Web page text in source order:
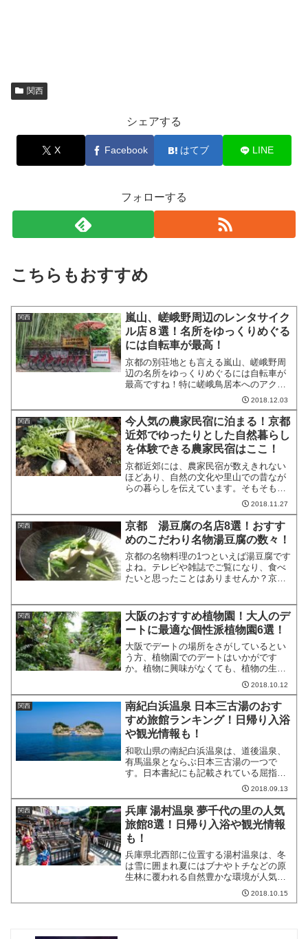
関西
シェアする
X Facebook はてブ LINE
フォローする
こちらもおすすめ
関西
嵐山、嵯峨野周辺のレンタサイク
ル店８選！名所をゆっくりめぐる
には自転車が最高！
京都の別荘地とも言える嵐山、嵯峨野周
辺の名所をゆっくりめぐるには自転車が
最高ですね！特に嵯峨鳥居本へのアクセ
スは電動アシスト自転車がおすすめで
す。嵐山、嵯峨野周辺のレンタサイクル
店はたくさんあり、どのお店を予約する
のが一番良いのか迷いますよ...
2018.12.03
関西
今人気の農家民宿に泊まる！京都
近郊でゆったりとした自然暮らし
を体験できる農家民宿はここ！
京都近郊には、農家民宿が数えきれない
ほどあり、自然の文化や里山での昔なが
らの暮らしを伝えています。そもそも農
家民宿とは、農林漁業を営んでいる方が
農林漁業や余暇活動の体験をしながら宿
泊できる施設ですが、特に京都では地域
が一体となって農家民宿に...
2018.11.27
関西
京都 湯豆腐の名店8選！おすす
めのこだわり名物湯豆腐の数々！
京都の名物料理の1つといえば湯豆腐です
よね。テレビや雑誌でご覧になり、食べ
たいと思ったことはありませんか？京都
そこで、京都の湯豆腐の名店を8店厳選
し、ご紹介させていただ...
関西
大阪のおすすめ植物園！大人のデ
ートに最適な個性派植物園6選！
大阪でデートの場所をさがしているとい
う方、植物園でのデートはいかがです
か。植物に興味がなくても、植物の生命
力あふれるその姿が観れる植物園はおす
すめです。ここでは、大阪でおすすめの
植物園TOP6をランキング形式でご紹介し
ていますので、マイナス...
2018.10.12
関西
南紀白浜温泉 日本三古湯のおす
すめ旅館ランキング！日帰り入浴
や観光情報も！
和歌山県の南紀白浜温泉は、道後温泉、
有馬温泉とならぶ日本三古湯の一つで
す。日本書紀にも記載されている屈指の
古湯は、日帰り入浴でも楽しめます。観
光スポットも数多く存在し、美しい砂浜
や自然の景勝地も人気です。そんな南紀
白浜温泉のおすすめ旅館をラ...
2018.09.13
関西
兵庫 湯村温泉 夢千代の里の人気
旅館8選！日帰り入浴や観光情報
も！
兵庫県北西部に位置する湯村温泉は、冬
は雪に囲まれ夏にはブナやトチなどの原
生林に覆われる自然豊かな環境が人気の
温泉地です。岸田川の支流、春来川のほ
とりにあり、日本屈指の高熱温泉として
2018.10.15